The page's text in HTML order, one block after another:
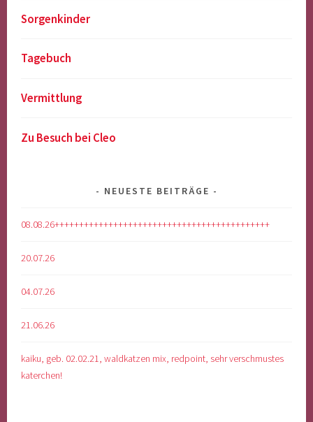
Sorgenkinder
Tagebuch
Vermittlung
Zu Besuch bei Cleo
NEUESTE BEITRÄGE
08.08.26++++++++++++++++++++++++++++++++++++++++++++
20.07.26
04.07.26
21.06.26
kaiku, geb. 02.02.21, waldkatzen mix, redpoint, sehr verschmustes
katerchen!